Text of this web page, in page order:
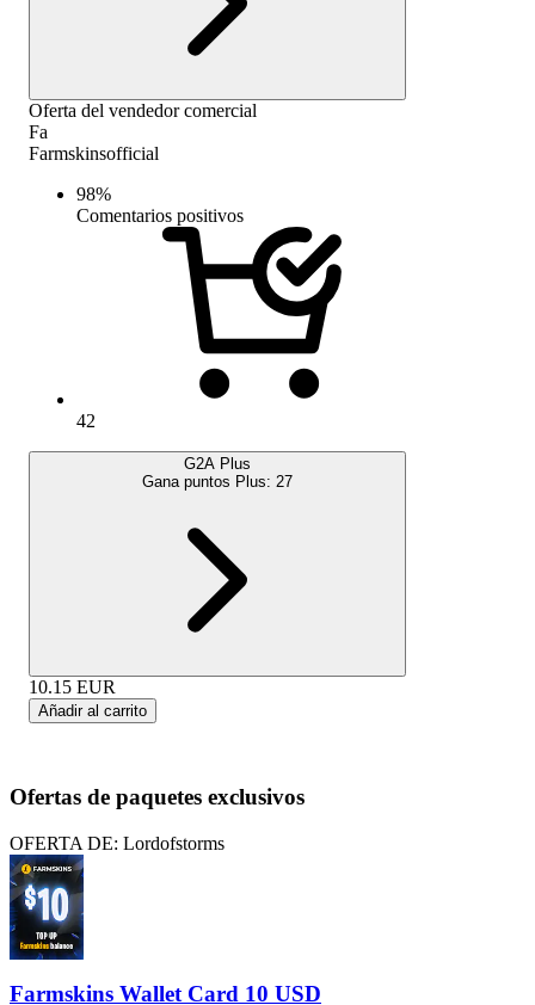
Oferta del vendedor comercial
Fa
Farmskinsofficial
98%
Comentarios positivos
42
G2A Plus
Gana puntos Plus: 27
10.15 EUR
Añadir al carrito
Ofertas de paquetes exclusivos
OFERTA DE: Lordofstorms
Farmskins Wallet Card 10 USD